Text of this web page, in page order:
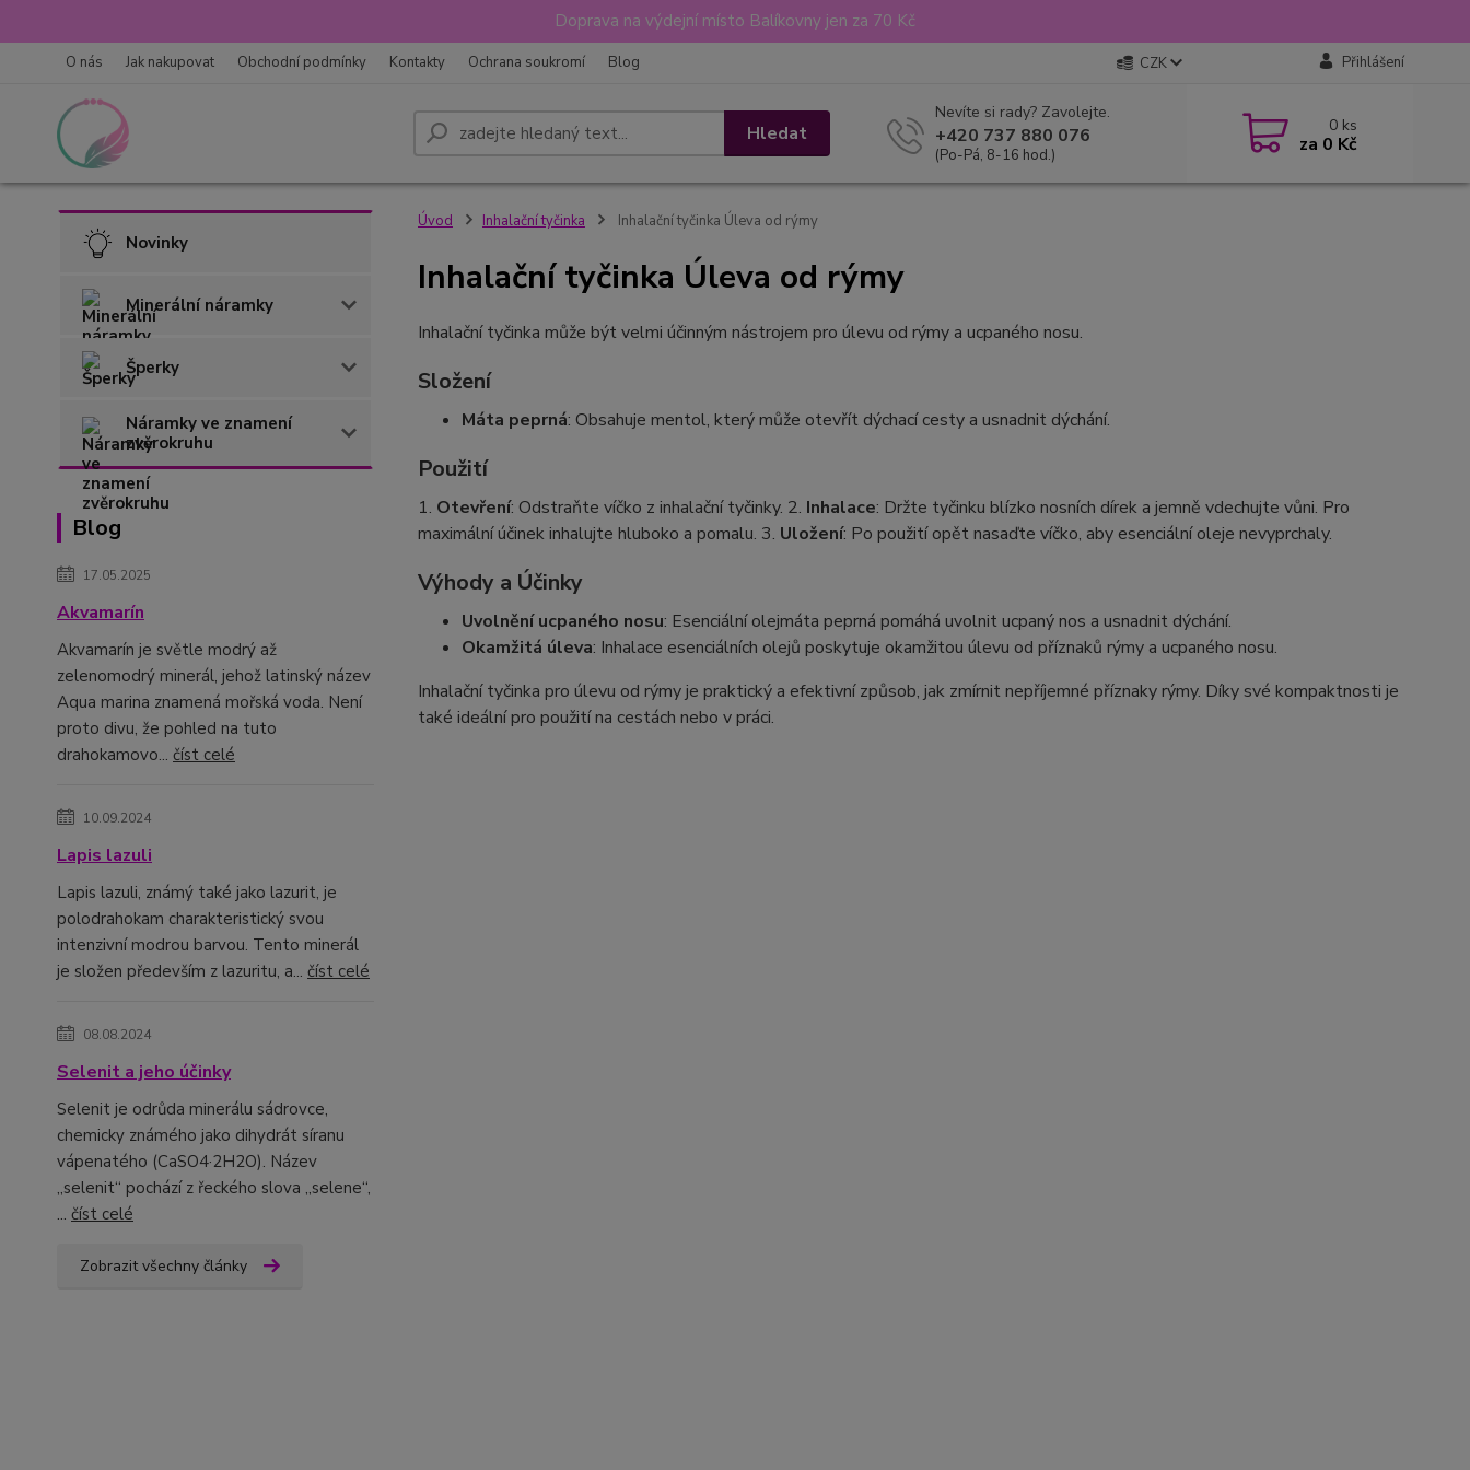
Doprava na výdejní místo Balíkovny jen za 70 Kč
O nás Jak nakupovat Obchodní podmínky Kontakty Ochrana soukromí Blog CZK Přihlášení
Hledat
Nevíte si rady? Zavolejte.
+420 737 880 076
(Po-Pá, 8-16 hod.)
0 ks
za 0 Kč
Novinky
Minerální náramky
Šperky
Náramky ve znamení
zvěrokruhu
Blog
17.05.2025
Akvamarín
Akvamarín je světle modrý až
zelenomodrý minerál, jehož latinský název
Aqua marina znamená mořská voda. Není
proto divu, že pohled na tuto
drahokamovo... číst celé
10.09.2024
Lapis lazuli
Lapis lazuli, známý také jako lazurit, je
polodrahokam charakteristický svou
intenzivní modrou barvou. Tento minerál
je složen především z lazuritu, a... číst celé
08.08.2024
Selenit a jeho účinky
Selenit je odrůda minerálu sádrovce,
chemicky známého jako dihydrát síranu
vápenatého (CaSO4·2H2O). Název
„selenit“ pochází z řeckého slova „selene“,
... číst celé
Zobrazit všechny články
Úvod Inhalační tyčinka Inhalační tyčinka Úleva od rýmy
Inhalační tyčinka Úleva od rýmy
Inhalační tyčinka může být velmi účinným nástrojem pro úlevu od rýmy a ucpaného nosu.
Složení
Máta peprná: Obsahuje mentol, který může otevřít dýchací cesty a usnadnit dýchání.
Použití
1. Otevření: Odstraňte víčko z inhalační tyčinky. 2. Inhalace: Držte tyčinku blízko nosních dírek a jemně vdechujte vůni. Pro
maximální účinek inhalujte hluboko a pomalu. 3. Uložení: Po použití opět nasaďte víčko, aby esenciální oleje nevyprchaly.
Výhody a Účinky
Uvolnění ucpaného nosu: Esenciální olejmáta peprná pomáhá uvolnit ucpaný nos a usnadnit dýchání.
Okamžitá úleva: Inhalace esenciálních olejů poskytuje okamžitou úlevu od příznaků rýmy a ucpaného nosu.
Inhalační tyčinka pro úlevu od rýmy je praktický a efektivní způsob, jak zmírnit nepříjemné příznaky rýmy. Díky své kompaktnosti je
také ideální pro použití na cestách nebo v práci.